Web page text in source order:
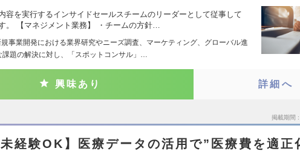
容を実行するインサイドセールスチームのリーダーとして従事して
。 【マネジメント業務】 ・チームの方針…
事業開発における業界研究やニーズ調査、マーケティング、グローバル進
課題の解決に対し、「スポットコンサル」…
興味あり 詳細へ
掲載期間
未経験OK】医療データの活用で”医療費を適正